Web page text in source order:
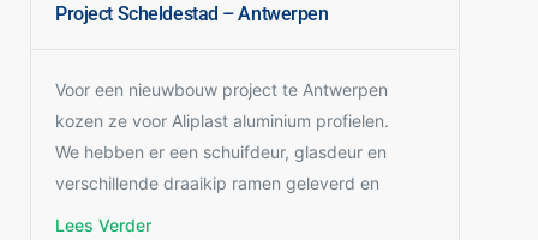
Project Scheldestad – Antwerpen
Voor een nieuwbouw project te Antwerpen
kozen ze voor Aliplast aluminium profielen.
We hebben er een schuifdeur, glasdeur en
verschillende draaikip ramen geleverd en
geplaatst.
Lees Verder